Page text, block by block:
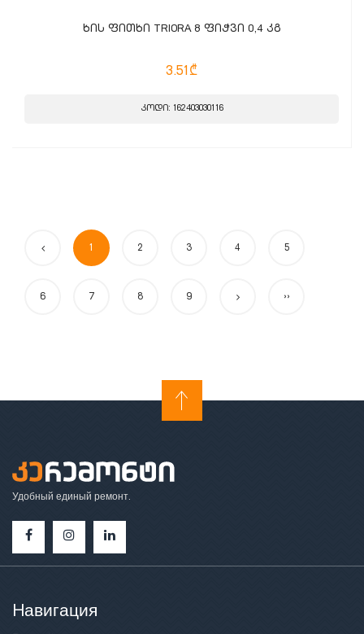
ხის ფითხი TRIORA 8 ფიჭვი 0,4 კგ
3.51₾
კოდი: 162403030116
1 2 3 4 5
6 7 8 9 ››
Удобный единый ремонт.
Hавигация